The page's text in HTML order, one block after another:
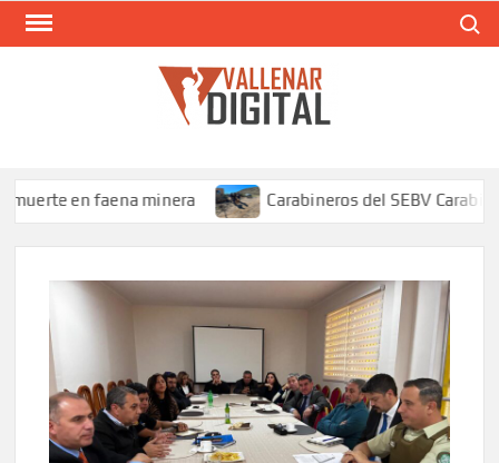
Saltar
en faena minera Carabineros del SEBV